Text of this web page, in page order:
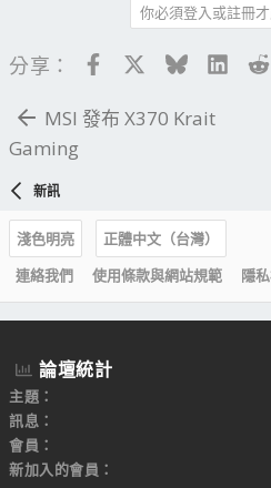
你必須登入或註冊
分享： FacebookBluesky
MSI 發布 X370 Krait
Gaming
新訊
淺色明亮
正體中文（台灣）
連絡我們
使用條款與網站規範 隱
論壇統計
主題
訊息
會員
新加入的會員